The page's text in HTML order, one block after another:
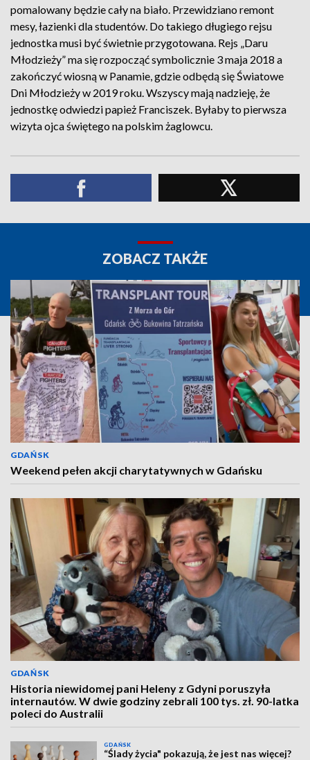
pomalowany będzie cały na biało. Przewidziano remont
mesy, łazienki dla studentów. Do takiego długiego rejsu
jednostka musi być świetnie przygotowana. Rejs „Daru
Młodzieży” ma się rozpocząć symbolicznie 3 maja 2018 a
zakończyć wiosną w Panamie, gdzie odbędą się Światowe
Dni Młodzieży w 2019 roku. Wszyscy mają nadzieję, że
jednostkę odwiedzi papież Franciszek. Byłaby to pierwsza
wizyta ojca świętego na polskim żaglowcu.
ZOBACZ TAKŻE
GDAŃSK
Weekend pełen akcji charytatywnych w Gdańsku
GDAŃSK
Historia niewidomej pani Heleny z Gdyni poruszyła
internautów. W dwie godziny zebrali 100 tys. zł. 90-latka
poleci do Australii
GDAŃSK
“Ślady życia" pokazują, że jest nas więcej?